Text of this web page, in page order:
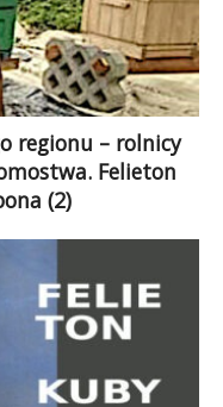
regionu – rolnicy
Felieton
(2)
wiejskiej drodze
wioski, słysząc
[…]